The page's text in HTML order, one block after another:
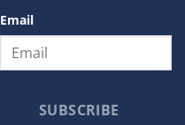
Email
SUBSCRIBE